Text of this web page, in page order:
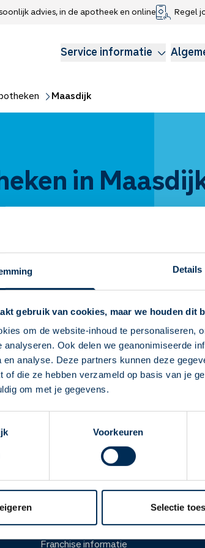
Details
gebruik van cookies, maar we houden dit
om de website-inhoud te personaliseren,
analyseren. Ook delen we geanonimiseerde
en analyse. Deze partners kunnen deze
of die ze hebben verzameld op basis van je
om met je gegevens.
Voorkeuren
Selectie
Deze Service Apotheek
jouw
Zo kan je makkelijk alle
advies, in de apotheek en online Regel
Service informatie
Jouw medische gegevens delen
Medicijnen voor kinderen
Maasdijk
in
Over ons
Over Mosadex
Franchise informatie